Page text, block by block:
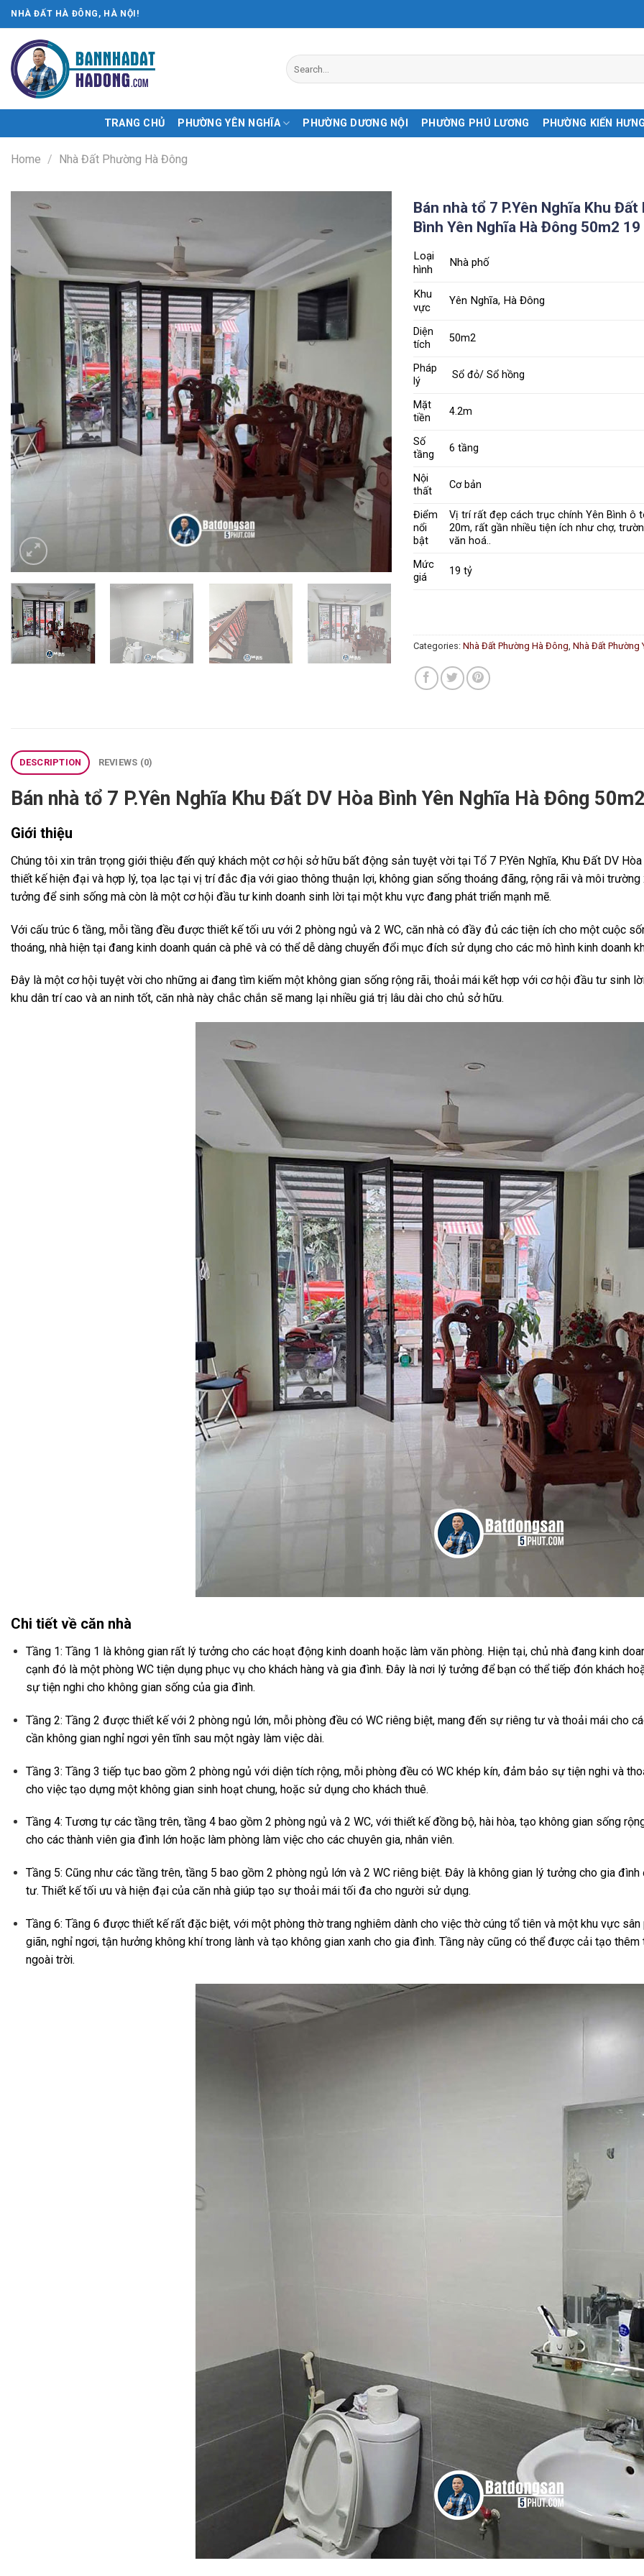
Skip
to
content
NHÀ ĐẤT HÀ ĐÔNG, HÀ NỘI!
TRANG CHỦ PHƯỜNG YÊN NGHĨA PHƯỜNG DƯƠNG NỘI PHƯỜNG PHÚ LƯƠNG PHƯỜNG KIẾN
Home / Nhà Đất Phường Hà Đông
Bán nhà tổ 7 P.Yên Nghĩa Khu Đất
Bình Yên Nghĩa Hà Đông 50m2
Loại
hình
Nhà phố
Khu
vực
Yên Nghĩa, Hà Đông
Diện
tích
50m2
Pháp
lý
Sổ đỏ/ Sổ hồng
Mặt
tiền
4.2m
Số
tầng
6 tầng
Nội
thất
Cơ bản
Điểm
nổi
bật
Vị trí rất đẹp cách trục chính Yên Bình ô
20m, rất gần nhiều tiện ích như chợ,
văn hoá..
Mức
giá
19 tỷ
Categories: Nhà Đất Phường Hà Đông, Nhà Đất Phường
DESCRIPTION REVIEWS (0)
Bán nhà tổ 7 P.Yên Nghĩa Khu Đất DV Hòa Bình Yên Nghĩa Hà Đông
Giới thiệu
Chúng tôi xin trân trọng giới thiệu đến quý khách một cơ hội sở hữu bất động sản tuyệt vời tại Tổ 7 P.Yên Nghĩa, Khu Đất DV
thiết kế hiện đại và hợp lý, tọa lạc tại vị trí đắc địa với giao thông thuận lợi, không gian sống thoáng đãng, rộng rãi và môi trường
tưởng để sinh sống mà còn là một cơ hội đầu tư kinh doanh sinh lời tại một khu vực đang phát triển mạnh mẽ.
Với cấu trúc 6 tầng, mỗi tầng đều được thiết kế tối ưu với 2 phòng ngủ và 2 WC, căn nhà có đầy đủ các tiện ích cho một cuộc
thoáng, nhà hiện tại đang kinh doanh quán cà phê và có thể dễ dàng chuyển đổi mục đích sử dụng cho các mô hình kinh doanh
Đây là một cơ hội tuyệt vời cho những ai đang tìm kiếm một không gian sống rộng rãi, thoải mái kết hợp với cơ hội đầu tư sinh
khu dân trí cao và an ninh tốt, căn nhà này chắc chắn sẽ mang lại nhiều giá trị lâu dài cho chủ sở hữu.
Chi tiết về căn nhà
Tầng 1: Tầng 1 là không gian rất lý tưởng cho các hoạt động kinh doanh hoặc làm văn phòng. Hiện tại, chủ nhà đang kinh
cạnh đó là một phòng WC tiện dụng phục vụ cho khách hàng và gia đình. Đây là nơi lý tưởng để bạn có thể tiếp đón khách
sự tiện nghi cho không gian sống của gia đình.
Tầng 2: Tầng 2 được thiết kế với 2 phòng ngủ lớn, mỗi phòng đều có WC riêng biệt, mang đến sự riêng tư và thoải mái cho
cần không gian nghỉ ngơi yên tĩnh sau một ngày làm việc dài.
Tầng 3: Tầng 3 tiếp tục bao gồm 2 phòng ngủ với diện tích rộng, mỗi phòng đều có WC khép kín, đảm bảo sự tiện nghi và
cho việc tạo dựng một không gian sinh hoạt chung, hoặc sử dụng cho khách thuê.
Tầng 4: Tương tự các tầng trên, tầng 4 bao gồm 2 phòng ngủ và 2 WC, với thiết kế đồng bộ, hài hòa, tạo không gian sống
cho các thành viên gia đình lớn hoặc làm phòng làm việc cho các chuyên gia, nhân viên.
Tầng 5: Cũng như các tầng trên, tầng 5 bao gồm 2 phòng ngủ lớn và 2 WC riêng biệt. Đây là không gian lý tưởng cho gia
tư. Thiết kế tối ưu và hiện đại của căn nhà giúp tạo sự thoải mái tối đa cho người sử dụng.
Tầng 6: Tầng 6 được thiết kế rất đặc biệt, với một phòng thờ trang nghiêm dành cho việc thờ cúng tổ tiên và một khu vực
giãn, nghỉ ngơi, tận hưởng không khí trong lành và tạo không gian xanh cho gia đình. Tầng này cũng có thể được cải tạo
ngoài trời.